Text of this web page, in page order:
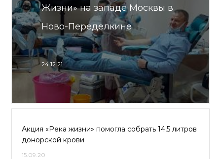
Жизни» на западе Москвы в
Ново-Переделкине
24.12.21
Акция «Река жизни» помогла собрать 14,5 литров
донорской крови
15.09.20